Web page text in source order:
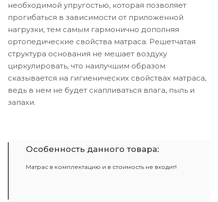
необходимой упругостью, которая позволяет
прогибаться в зависимости от приложенной
нагрузки, тем самым гармонично дополняя
ортопедические свойства матраса. Решетчатая
структура основания не мешает воздуху
циркулировать, что наилучшим образом
сказывается на гигиенических свойствах матраса,
ведь в нем не будет скапливаться влага, пыль и
запахи.
Особенность данного товара:
Матрас в комплектацию и в стоимость не входит!